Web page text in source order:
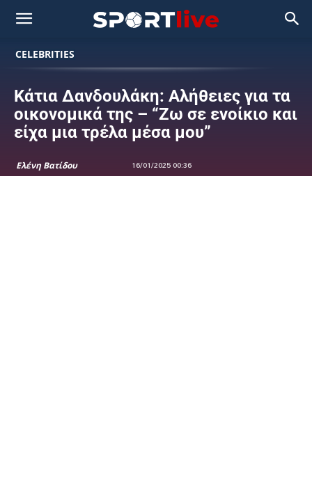
CELEBRITIES
Κάτια Δανδουλάκη: Αλήθειες για τα
οικονομικά της – “Ζω σε ενοίκιο και
είχα μια τρέλα μέσα μου”
Ελένη Βατίδου 16/01/2025 00:36